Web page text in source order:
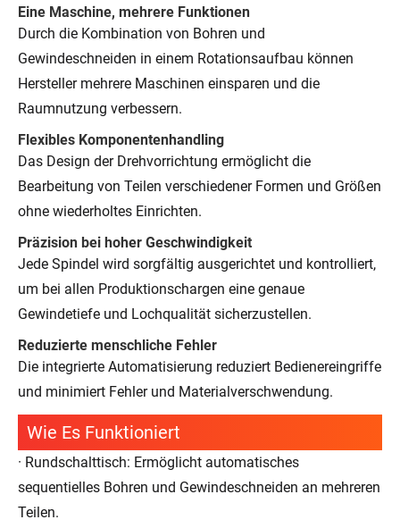
Eine Maschine, mehrere Funktionen
Durch die Kombination von Bohren und
Gewindeschneiden in einem Rotationsaufbau können
Hersteller mehrere Maschinen einsparen und die
Raumnutzung verbessern.
Flexibles Komponentenhandling
Das Design der Drehvorrichtung ermöglicht die
Bearbeitung von Teilen verschiedener Formen und Größen
ohne wiederholtes Einrichten.
Präzision bei hoher Geschwindigkeit
Jede Spindel wird sorgfältig ausgerichtet und kontrolliert,
um bei allen Produktionschargen eine genaue
Gewindetiefe und Lochqualität sicherzustellen.
Reduzierte menschliche Fehler
Die integrierte Automatisierung reduziert Bedienereingriffe
und minimiert Fehler und Materialverschwendung.
Wie Es Funktioniert
· Rundschalttisch: Ermöglicht automatisches
sequentielles Bohren und Gewindeschneiden an mehreren
Teilen.